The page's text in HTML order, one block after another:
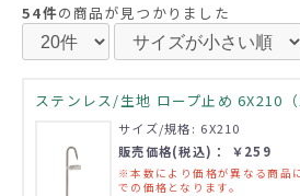
54件の商品が見つかりました
ステンレス/生地 ロープ止め 6X210（
サイズ/規格: 6X210
販売価格(税込)： ￥259
※本数により価格が異なる商品
での価格となります。